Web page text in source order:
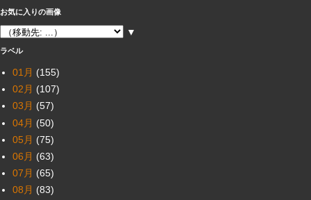
お気に入りの画像
▼
ラベル
01月 (155)
02月 (107)
03月 (57)
04月 (50)
05月 (75)
06月 (63)
07月 (65)
08月 (83)